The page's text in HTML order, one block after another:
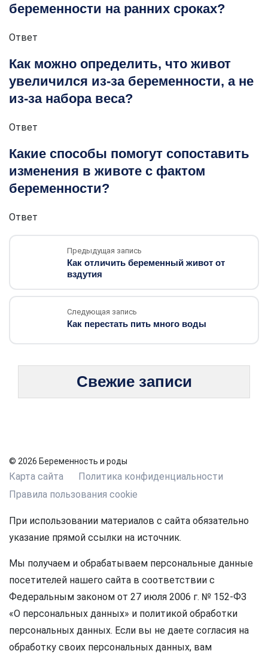
беременности на ранних сроках?
Ответ
Как можно определить, что живот
увеличился из-за беременности, а не
из-за набора веса?
Ответ
Какие способы помогут сопоставить
изменения в животе с фактом
беременности?
Ответ
Предыдущая запись
Как отличить беременный живот от
вздутия
Следующая запись
Как перестать пить много воды
Свежие записи
© 2026 Беременность и роды
Карта сайта
Политика конфиденциальности
Правила пользования cookie
При использовании материалов с сайта обязательно
указание прямой ссылки на источник.
Мы получаем и обрабатываем персональные данные
посетителей нашего сайта в соответствии с
Федеральным законом от 27 июля 2006 г. № 152-ФЗ
«О персональных данных» и политикой обработки
персональных данных. Если вы не даете согласия на
обработку своих персональных данных, вам